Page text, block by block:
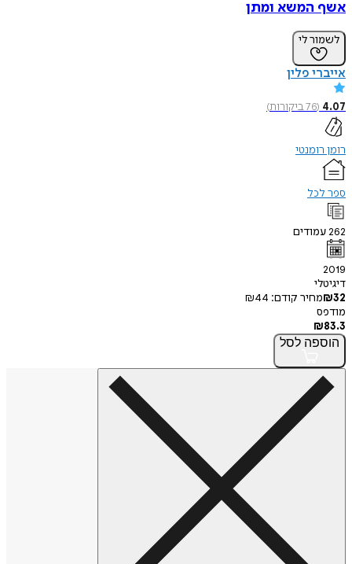
אשף המשא ומתן
לשמור לי
אייברי פלין
4.07
(
76ביקורות)
רומן רומנטי
ספר לכל
262עמודים
2019
דיגיטלי
₪32 מחיר קודם: ₪44
מודפס
₪83.3
הוספה לסל